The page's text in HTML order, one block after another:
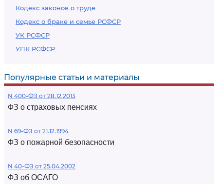
Кодекс законов о труде
Кодекс о браке и семье РСФСР
УК РСФСР
УПК РСФСР
Популярные статьи и материалы
N 400-ФЗ от 28.12.2013
ФЗ о страховых пенсиях
N 69-ФЗ от 21.12.1994
ФЗ о пожарной безопасности
N 40-ФЗ от 25.04.2002
ФЗ об ОСАГО